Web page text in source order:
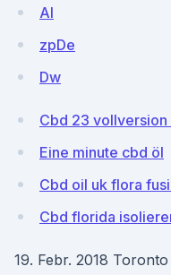
AI
zpDe
Dw
Cbd 23
Eine minute cbd öl
Cbd oil uk flora
Cbd florida
19. Febr. 2018